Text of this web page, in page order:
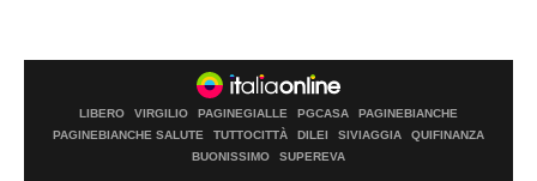
LIBERO VIRGILIO PAGINEGIALLE PGCASA
PAGINEBIANCHE
PAGINEBIANCHE SALUTE
TUTTOCITTÀ DILEI SIVIAGGIA
QUIFINANZA
BUONISSIMO
SUPEREVA